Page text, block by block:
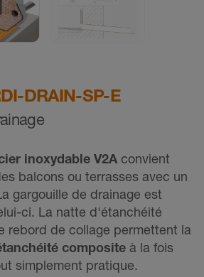
DRAIN-SP-E
inoxydable V2A convient
balcons ou terrasses avec un
gargouille de drainage est
ci. La natte d'étanchéité
rebord de collage permettent la
composite à la fois
simplement pratique.